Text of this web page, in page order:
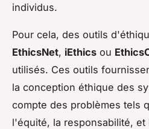
individus.
Pour cela, des outils
EthicsNet, iEthics ou
utilisés. Ces outils
la conception éthique des
compte des problèmes tels
l'équité, la responsabilité,